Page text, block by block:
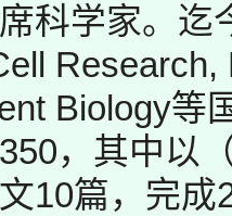
科学家。迄
Research,
Biology等
350，其中以
10篇，完成